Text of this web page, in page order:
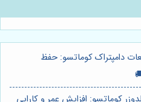
دامپتراک کوماتسو: حفظ